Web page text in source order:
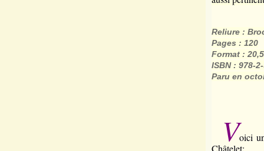
Reliure :
Pages : 120
Format :
ISBN : 978-
Paru en
Voici
Châtelet: